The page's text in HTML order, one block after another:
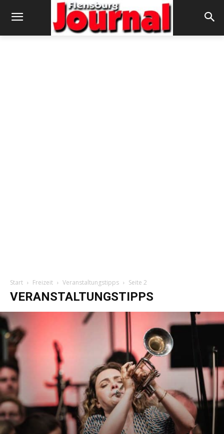
Start Freizeit Veranstaltungstipps Seite 2
VERANSTALTUNGSTIPPS